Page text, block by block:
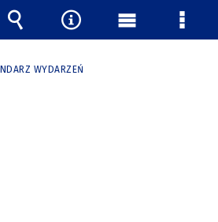
WYDARZEŃ
Wyszukiwarka
Narzędzia
Menu Menu